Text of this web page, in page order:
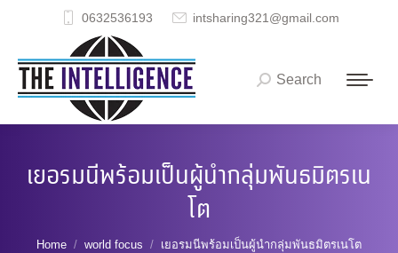
0632536193 intsharing321@gmail.com
Search:
Search
เยอรมนีพร้อมเป็นผู้นำกลุ่มพันธมิตรเน
โต
You are here:
Home world focus เยอรมนีพร้อมเป็นผู้นำกลุ่มพันธมิตรเนโต